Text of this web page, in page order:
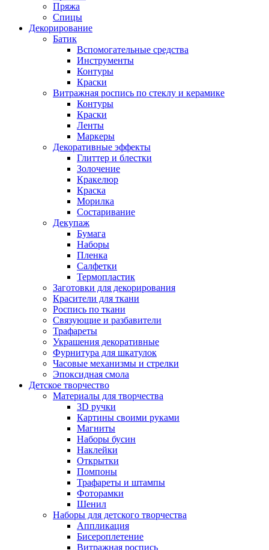
Пряжа
Спицы
Декорирование
Батик
Вспомогательные средства
Инструменты
Контуры
Краски
Витражная роспись по стеклу и керамике
Контуры
Краски
Ленты
Маркеры
Декоративные эффекты
Глиттер и блестки
Золочение
Кракелюр
Краска
Морилка
Состаривание
Декупаж
Бумага
Наборы
Пленка
Салфетки
Термопластик
Заготовки для декорирования
Красители для ткани
Роспись по ткани
Связующие и разбавители
Трафареты
Украшения декоративные
Фурнитура для шкатулок
Часовые механизмы и стрелки
Эпоксидная смола
Детское творчество
Материалы для творчества
3D ручки
Картины своими руками
Магниты
Наборы бусин
Наклейки
Открытки
Помпоны
Трафареты и штампы
Фоторамки
Шенил
Наборы для детского творчества
Аппликация
Бисероплетение
Витражная роспись